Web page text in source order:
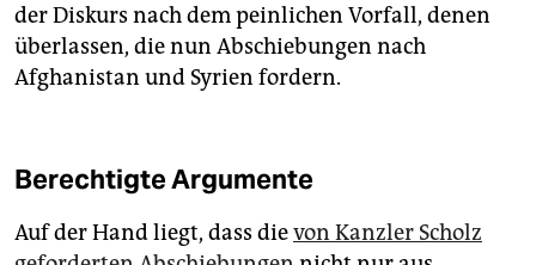
der Diskurs nach dem peinlichen Vorfall, denen
überlassen, die nun Abschiebungen nach
Afghanistan und Syrien fordern.
Berechtigte Argumente
Auf der Hand liegt, dass dievon Kanzler Scholz